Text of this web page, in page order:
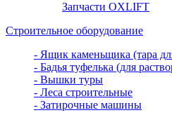
Запчасти OXLIFT
Строительное оборудование
- Ящик каменьщика (тара
- Бадья туфелька (для
- Вышки туры
- Леса строительные
- Затирочные машины